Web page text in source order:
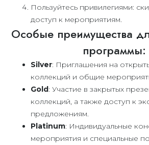
Пользуйтесь привилегиями:
доступ к мероприятиям.
Особые преимущества
программы:
Silver: Приглашения на
коллекций и общие
Gold: Участие в закрытых
коллекций, а также доступ к
предложениям.
Platinum: Индивидуальные
мероприятия и специальные